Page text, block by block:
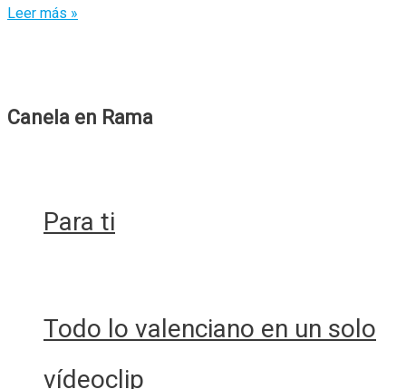
Para
acabe…
Leer más »
Canela en Rama
Para ti
Todo lo valenciano en un solo
vídeoclip